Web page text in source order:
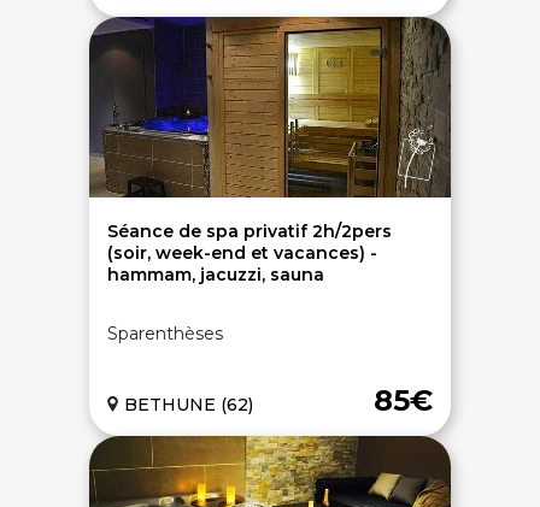
Séance de spa privatif 2h/2pers
(soir, week-end et vacances) -
hammam, jacuzzi, sauna
Sparenthèses
85€
BETHUNE (62)